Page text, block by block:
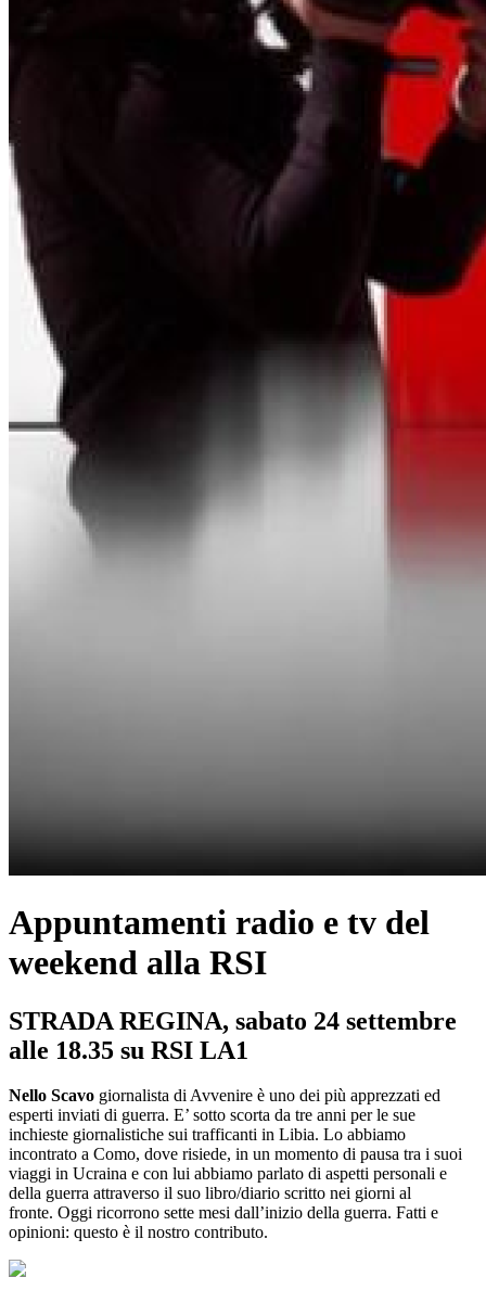
Appuntamenti radio e tv del
weekend alla RSI
STRADA REGINA, sabato 24 settembre
alle 18.35 su RSI LA1
Nello Scavo giornalista di Avvenire è uno dei più apprezzati ed
esperti inviati di guerra. E’ sotto scorta da tre anni per le sue
inchieste giornalistiche sui trafficanti in Libia. Lo abbiamo
incontrato a Como, dove risiede, in un momento di pausa tra i suoi
viaggi in Ucraina e con lui abbiamo parlato di aspetti personali e
della guerra attraverso il suo libro/diario scritto nei giorni al
fronte. Oggi ricorrono sette mesi dall’inizio della guerra. Fatti e
opinioni: questo è il nostro contributo.